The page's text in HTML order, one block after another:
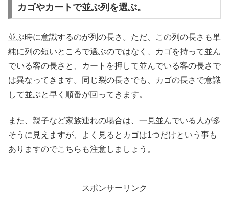
カゴやカートで並ぶ列を選ぶ。
並ぶ時に意識するのが列の長さ。ただ、この列の長さも単
純に列の短いところで選ぶのではなく、カゴを持って並ん
でいる客の長さと、カートを押して並んでいる客の長さで
は異なってきます。同じ裂の長さでも、カゴの長さで意識
して並ぶと早く順番が回ってきます。
また、親子など家族連れの場合は、一見並んでいる人が多
そうに見えますが、よく見るとカゴは1つだけという事も
ありますのでこちらも注意しましょう。
スポンサーリンク